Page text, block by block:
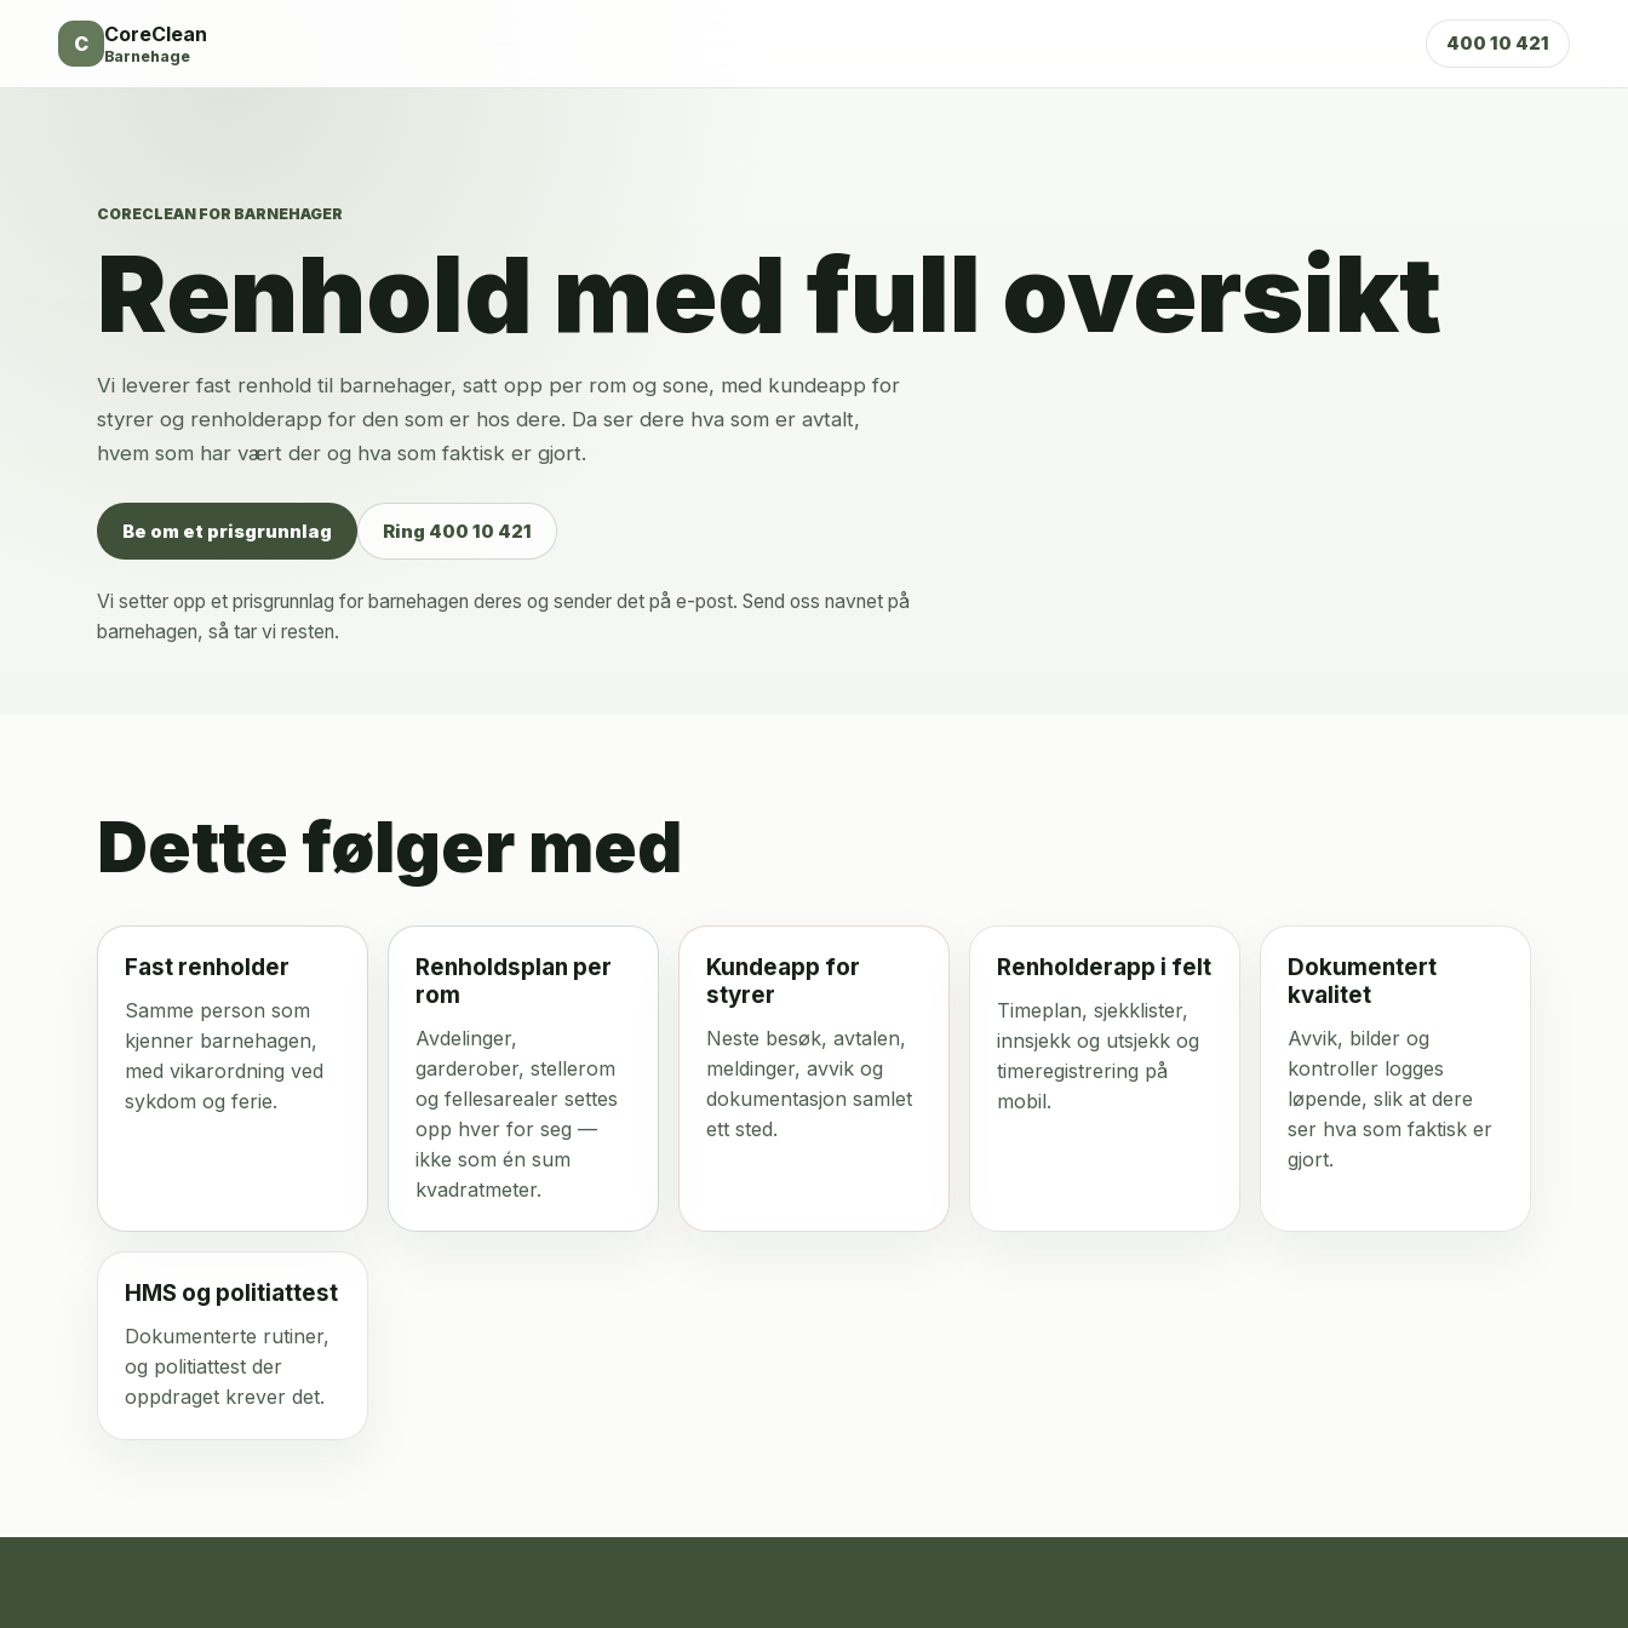
C CoreClean
Barnehage
400 10 421
CORECLEAN FOR BARNEHAGER
Renhold med full oversikt
Vi leverer fast renhold til barnehager, satt opp per rom og sone, med kundeapp for
styrer og renholderapp for den som er hos dere. Da ser dere hva som er avtalt,
hvem som har vært der og hva som faktisk er gjort.
Be om et prisgrunnlag Ring 400 10 421
Vi setter opp et prisgrunnlag for barnehagen deres og sender det på e-post. Send oss navnet på
barnehagen, så tar vi resten.
Dette følger med
Fast renholder
Samme person som
kjenner barnehagen,
med vikarordning ved
sykdom og ferie.
Renholdsplan per
rom
Avdelinger,
garderober, stellerom
og fellesarealer settes
opp hver for seg —
ikke som én sum
kvadratmeter.
Kundeapp for
styrer
Neste besøk, avtalen,
meldinger, avvik og
dokumentasjon samlet
ett sted.
Renholderapp i felt
Timeplan, sjekklister,
innsjekk og utsjekk og
timeregistrering på
mobil.
Dokumentert
kvalitet
Avvik, bilder og
kontroller logges
løpende, slik at dere
ser hva som faktisk er
gjort.
HMS og politiattest
Dokumenterte rutiner,
og politiattest der
oppdraget krever det.